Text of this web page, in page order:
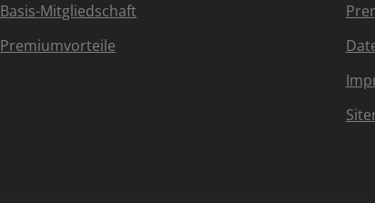
Basis-Mitgliedschaft
Premiumvorteile